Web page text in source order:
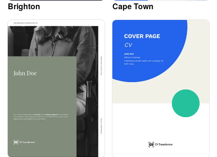
Brighton Cape Town